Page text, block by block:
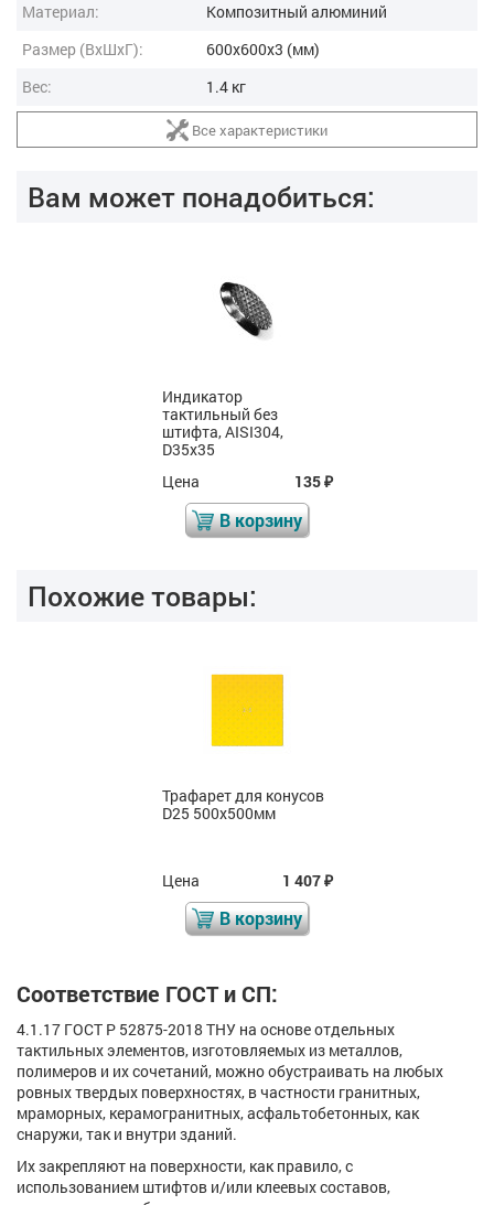
Материал:
Композитный алюминий
Размер (ВxШxГ):
600x600x3 (мм)
Вес:
1.4 кг
Все характеристики
Вам может понадобиться:
Индикатор
тактильный без
штифта, AISI304,
D35x35
Цена
135₽
В корзину
Похожие товары:
Трафарет для конусов
D25 500x500мм
Цена 1 407₽
В корзину
Соответствие ГОСТ и СП:
4.1.17 ГОСТ Р 52875-2018 ТНУ на основе отдельных
тактильных элементов, изготовляемых из металлов,
полимеров и их сочетаний, можно обустраивать на любых
ровных твердых поверхностях, в частности гранитных,
мраморных, керамогранитных, асфальтобетонных, как
снаружи, так и внутри зданий.
Их закрепляют на поверхности, как правило, с
использованием штифтов и/или клеевых составов,